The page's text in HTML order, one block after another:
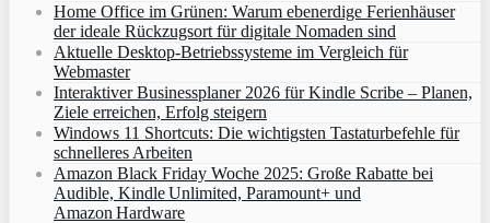
Home Office im Grünen: Warum ebenerdige Ferienhäuser
der ideale Rückzugsort für digitale Nomaden sind
Aktuelle Desktop-Betriebssysteme im Vergleich für
Webmaster
Interaktiver Businessplaner 2026 für Kindle Scribe – Planen,
Ziele erreichen, Erfolg steigern
Windows 11 Shortcuts: Die wichtigsten Tastaturbefehle für
schnelleres Arbeiten
Amazon Black Friday Woche 2025: Große Rabatte bei
Audible, Kindle Unlimited, Paramount+ und
Amazon Hardware